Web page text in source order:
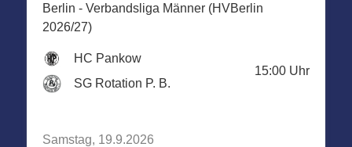
Berlin - Verbandsliga Männer (HVBerlin
2026/27)
HC Pankow
SG Rotation P. B.
15:00 Uhr
Samstag, 19.9.2026